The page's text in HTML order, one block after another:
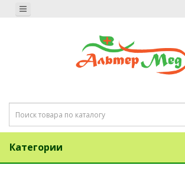
Категории